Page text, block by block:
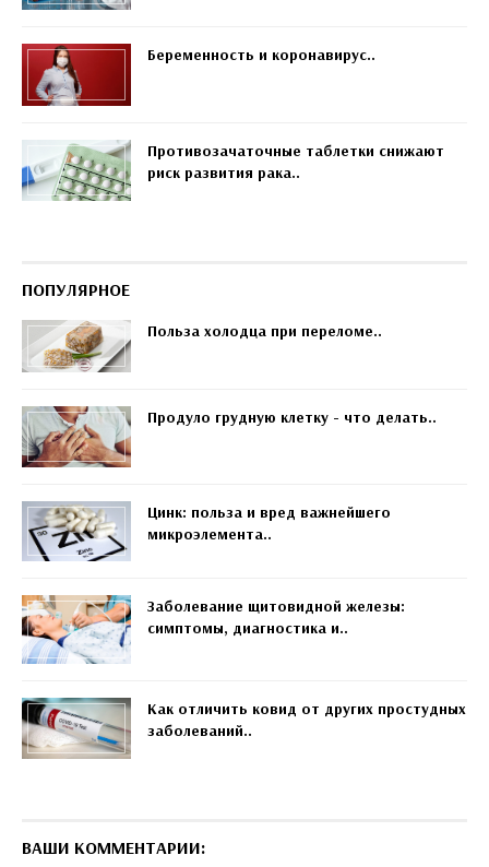
Беременность и коронавирус..
Противозачаточные таблетки снижают
риск развития рака..
ПОПУЛЯРНОЕ
Польза холодца при переломе..
Продуло грудную клетку - что делать..
Цинк: польза и вред важнейшего
микроэлемента..
Заболевание щитовидной железы:
симптомы, диагностика и..
Как отличить ковид от других простудных
заболеваний..
ВАШИ КОММЕНТАРИИ: